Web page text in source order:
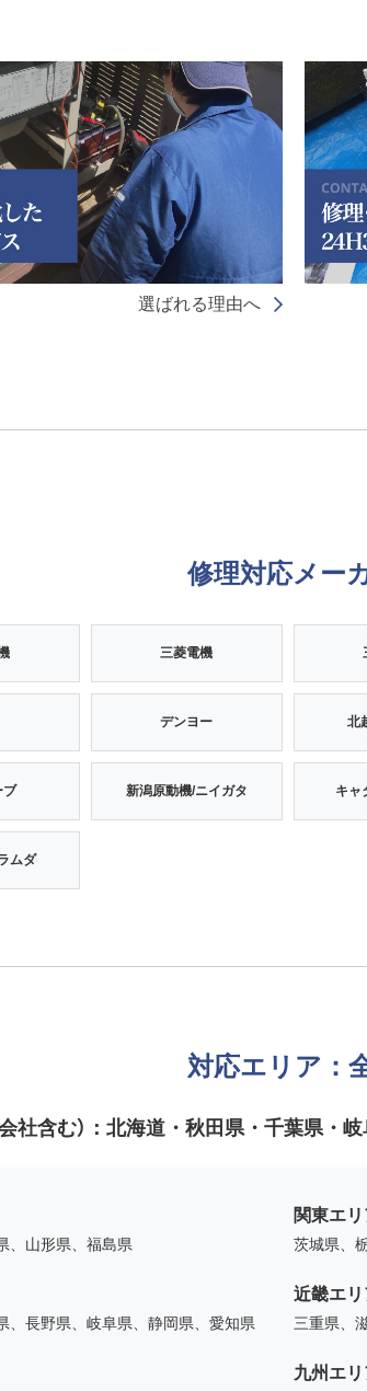
選ばれる理由へ
修理対応メー
三菱電機
デンヨー 北
ブ 新潟原動機/ニイガタ キャ
ムダ
対応エリア：
社含む）： 北海道・秋田県・千葉県・
、山形県、福島県
関東エ
茨城県、
、長野県、岐阜県、静岡県、愛知県
近畿エリ
三重県、
九州エリ